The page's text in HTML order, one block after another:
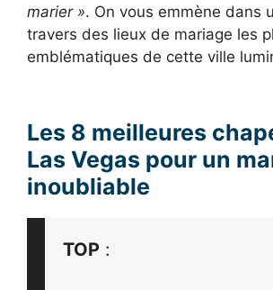
marier ». On vous emmène dans
travers des lieux de mariage les
emblématiques de cette ville
Les 8 meilleures
Las Vegas pour un
inoubliable
TOP :